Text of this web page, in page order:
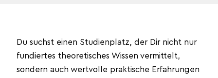
Du suchst einen Studienplatz, der Dir nicht nur
fundiertes theoretisches Wissen vermittelt,
sondern auch wertvolle praktische Erfahrungen